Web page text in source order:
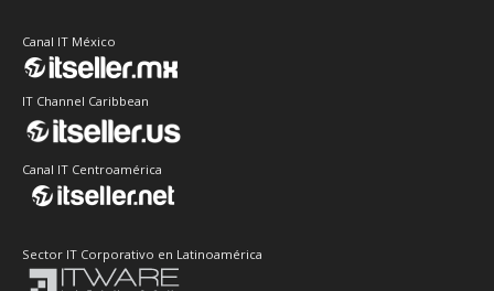
Canal IT México
IT Channel Caribbean
Canal IT Centroamérica
Sector IT Corporativo en Latinoamérica